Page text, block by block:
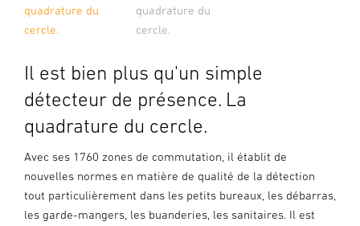
quadrature du
cercle.
quadrature du
cercle.
Il est bien plus qu'un simple
détecteur de présence. La
quadrature du cercle.
Avec ses 1760 zones de commutation, il établit de
nouvelles normes en matière de qualité de la détection
tout particulièrement dans les petits bureaux, les débarras,
les garde-mangers, les buanderies, les sanitaires. Il est